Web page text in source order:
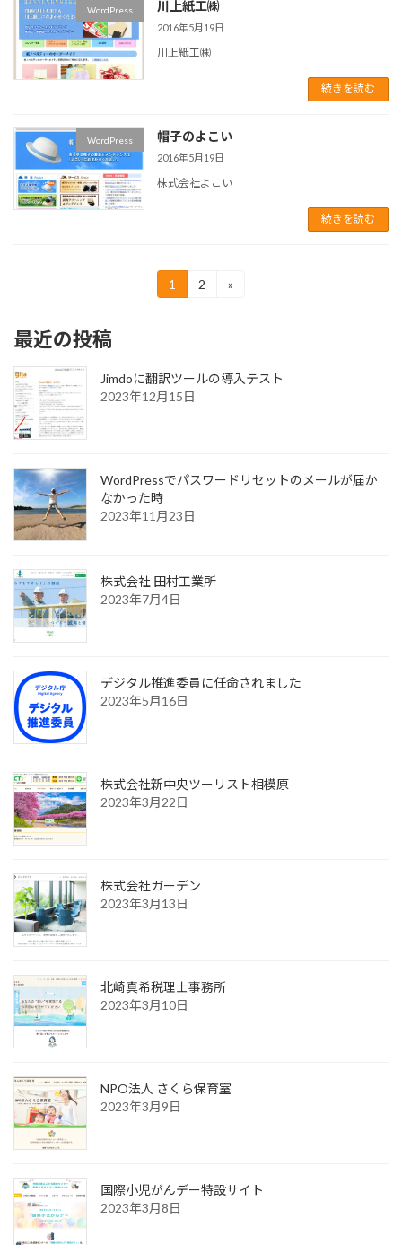
WordPress 川上紙工㈱
2016年5月19日
川上紙工㈱
続きを読む
WordPress 帽子のよこい
2016年5月19日
株式会社よこい
続きを読む
の
ペ
ー
ジ
送
り
固
定
1
固
2 »
最近の投稿
Jimdoに翻訳ツールの導入テスト
2023年12月15日
WordPressでパスワードリセットのメールが届か
なかった時
2023年11月23日
株式会社 田村工業所
2023年7月4日
デジタル推進委員に任命されました
2023年5月16日
株式会社新中央ツーリスト相模原
2023年3月22日
株式会社ガーデン
2023年3月13日
北崎真希税理士事務所
2023年3月10日
NPO法人 さくら保育室
2023年3月9日
国際小児がんデー特設サイト
2023年3月8日